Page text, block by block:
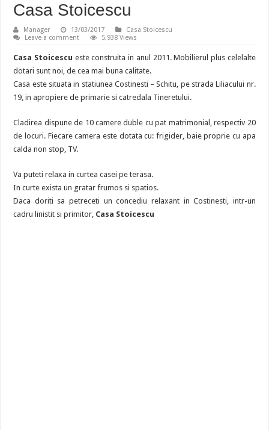
Casa Stoicescu
Manager 13/03/2017
Casa Stoicescu
Leave a comment
5,938 Views
Casa Stoicescu este construita in anul 2011. Mobilierul plus celelalte
dotari sunt noi, de cea mai buna calitate.
Casa este situata in statiunea Costinesti – Schitu, pe strada Liliacului nr.
19, in apropiere de primarie si catredala Tineretului.
Cladirea dispune de 10 camere duble cu pat matrimonial, respectiv 20
de locuri. Fiecare camera este dotata cu: frigider, baie proprie cu apa
calda non stop, TV.
Va puteti relaxa in curtea casei pe terasa.
In curte exista un gratar frumos si spatios.
Daca doriti sa petreceti un concediu relaxant in Costinesti, intr-un
cadru linistit si primitor, Casa Stoicescu